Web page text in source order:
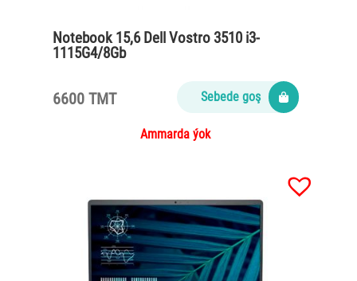
Notebook 15,6 Dell Vostro 3510 i3-
1115G4/8Gb
6600 TMT Sebede goş
Ammarda ýok